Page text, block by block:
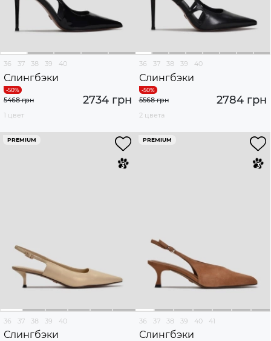
36 37 38 39 40
Слингбэки
2734 грн
5468 грн
1 цвет
36 37 38 39 40
Слингбэки
2784 грн
5568 грн
2 цвета
PREMIUM
36 37 38 39 40
Слингбэки
PREMIUM
36 37 38 39 40 41
Слингбэки